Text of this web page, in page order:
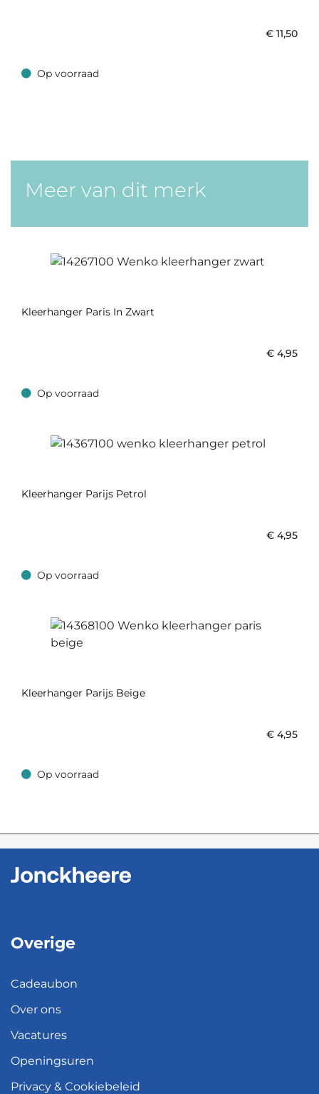
€ 11,50
Op voorraad
Op voorraad
Meer van dit merk
Kleerhanger Paris In Zwart
€ 4,95
Op voorraad
Op voorraad
Kleerhanger Parijs Petrol
€ 4,95
Op voorraad
Op voorraad
Kleerhanger Parijs Beige
€ 4,95
Op voorraad
Op voorraad
Overige
Cadeaubon
Over ons
Vacatures
Openingsuren
Privacy & Cookiebeleid